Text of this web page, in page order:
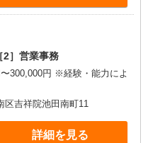
2］営業事務
300,000円 ※経験・能力によ
区吉祥院池田南町11
詳細を見る